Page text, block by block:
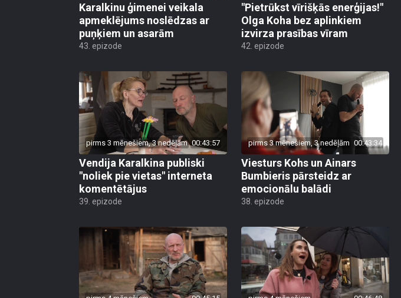
Karalkinu ģimenei veikala
apmeklējums noslēdzas ar
puņķiem un asarām
43. epizode
"Pietrūkst vīrišķās enerģijas!"
Olga Koha bez aplinkiem
izvirza prasības vīram
42. epizode
pirms 3 mēnešiem, 3 nedēļām 00:43:57
Vendija Karalkina publiski
"noliek pie vietas" interneta
komentētājus
39. epizode
pirms 3 mēnešiem, 3 nedēļām 00:43:34
Viesturs Kohs un Ainars
Bumbieris pārsteidz ar
emocionālu balādi
38. epizode